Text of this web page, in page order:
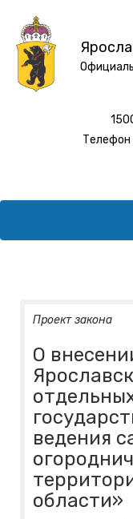
Проект закона
О
ведения
области»